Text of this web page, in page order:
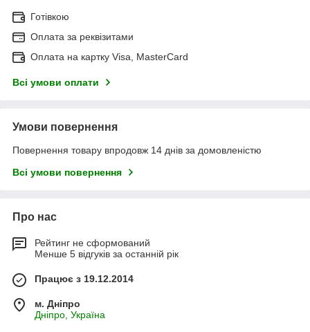
Готівкою
Оплата за реквізитами
Оплата на картку Visa, MasterCard
Всі умови оплати
Умови повернення
Повернення товару впродовж 14 днів за домовленістю
Всі умови повернення
Про нас
Рейтинг не сформований
Менше 5 відгуків за останній рік
Працює з 19.12.2014
м. Дніпро
Дніпро, Україна